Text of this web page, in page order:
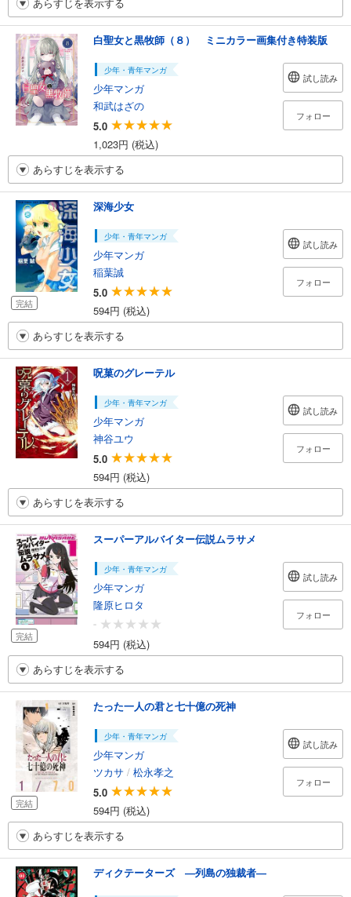
白聖女と黒牧師（８） ミニカラー画集付き特装版
少年・青年マンガ
少年マンガ
和武はざの
5.0
1,023円 (税込)
試し読み
フォロー
あらすじを表示する
完結
深海少女
少年・青年マンガ
少年マンガ
稲葉誠
5.0
594円 (税込)
試し読み
フォロー
あらすじを表示する
呪菓のグレーテル
少年・青年マンガ
少年マンガ
神谷ユウ
5.0
594円 (税込)
試し読み
フォロー
あらすじを表示する
完結
スーパーアルバイター伝説ムラサメ
少年・青年マンガ
少年マンガ
隆原ヒロタ
-
594円 (税込)
試し読み
フォロー
あらすじを表示する
完結
たった一人の君と七十億の死神
少年・青年マンガ
少年マンガ
ツカサ / 松永孝之
5.0
594円 (税込)
試し読み
フォロー
あらすじを表示する
ディクテーターズ ―列島の独裁者―